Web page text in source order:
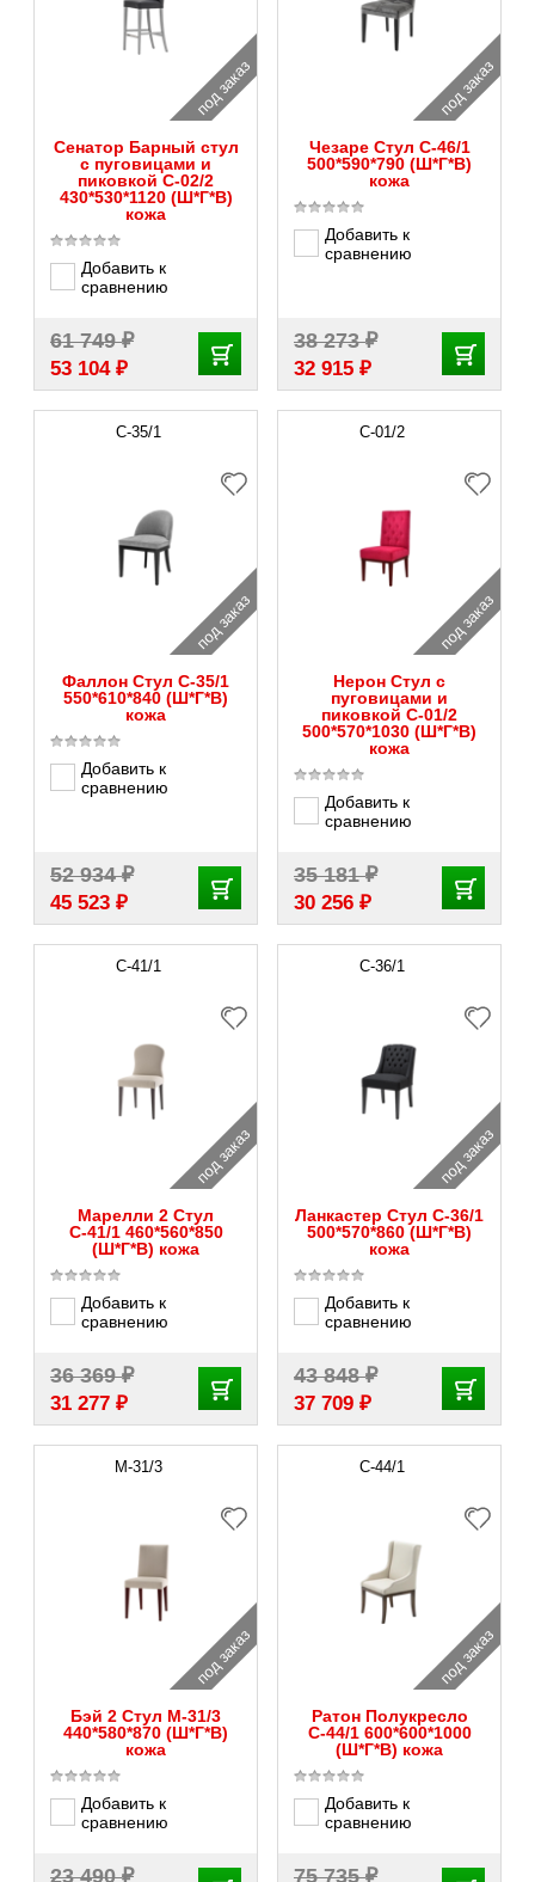
под заказ
Сенатор Барный стул
с пуговицами и
пиковкой С-02/2
430*530*1120 (Ш*Г*В)
кожа
Добавить к
сравнению
61 749₽
53 104 ₽
под заказ
Чезаре Стул С-46/1
500*590*790 (Ш*Г*В)
кожа
Добавить к
сравнению
38 273₽
32 915 ₽
С-35/1
под заказ
Фаллон Стул С-35/1
550*610*840 (Ш*Г*В)
кожа
Добавить к
сравнению
52 934₽
45 523 ₽
С-01/2
под заказ
Нерон Стул с
пуговицами и
пиковкой С-01/2
500*570*1030 (Ш*Г*В)
кожа
Добавить к
сравнению
35 181₽
30 256 ₽
С-41/1
под заказ
Марелли 2 Стул
С-41/1 460*560*850
(Ш*Г*В) кожа
Добавить к
сравнению
36 369₽
31 277 ₽
С-36/1
под заказ
Ланкастер Стул С-36/1
500*570*860 (Ш*Г*В)
кожа
Добавить к
сравнению
43 848₽
37 709 ₽
М-31/3
под заказ
Бэй 2 Стул М-31/3
440*580*870 (Ш*Г*В)
кожа
Добавить к
сравнению
23 490₽
С-44/1
под заказ
Ратон Полукресло
С-44/1 600*600*1000
(Ш*Г*В) кожа
Добавить к
сравнению
75 735₽